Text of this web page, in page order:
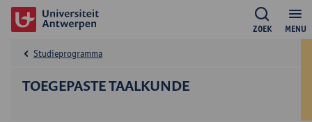
MENU
ZOEK
TOEGEPASTE TAALKUNDE
Studieprogramma